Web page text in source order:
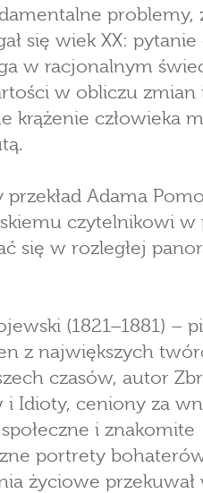
problemy,
się wiek XX: pytanie
w racjonalnym
w obliczu zmian
krążenie człowieka
przekład Adama
czytelnikowi w
się w rozległej
(1821–1881) –
z największych
czasów, autor
i Idioty, ceniony za
i znakomite
portrety
życiowe